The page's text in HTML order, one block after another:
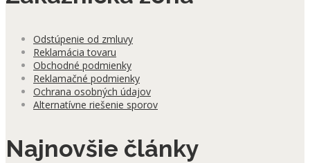
Odstúpenie od zmluvy
Reklamácia tovaru
Obchodné podmienky
Reklamačné podmienky
Ochrana osobných údajov
Alternatívne riešenie sporov
Najnovšie články